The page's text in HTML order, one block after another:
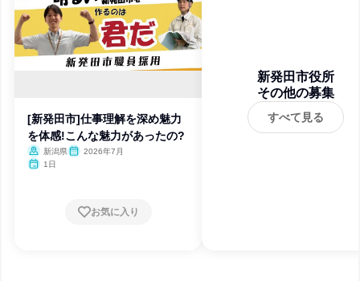
[新発田市]仕事理解を深め魅力
を体感!こんな魅力があったの?
新潟県
2026年7月
1日
お気に入り
新発田市役所
その他の募集
すべて見る